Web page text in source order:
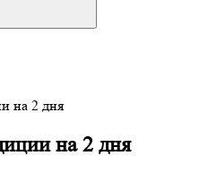
на 2 дня
на 2 дня